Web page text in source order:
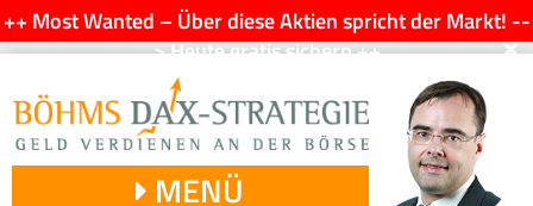
++ Most Wanted – Über diese Aktien spricht der Markt! --
> Heute gratis sichern ++
×
MENÜ